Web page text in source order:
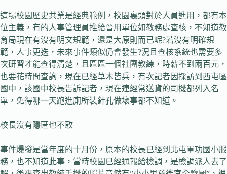
這場校園歷史共業是經典範例，校園裏頭對於人員進用，都有本
位主義，有的人事管理員推給晉用單位如教務處查核，不知道教
育局現在有沒有明文規範，還是大原則而已呢?若沒有明確規
範，人事更迭，未來事件類似仍會發生?況且查核系統也需要多
次研習才能查得清楚，且區區一個社團教練，時薪不到兩百元，
也要花時間查詢，現在已經草木皆兵，有次記者因採訪到西屯區
國中，該國中校長告訴記者，現在連經常送貨的司機都列入名
單，免得哪一天跑進廁所裝針孔做壞事都不知道。
校長沒有隱匿也不敢
事件爆發是當年度的十月份，原本的校長已經到北屯軍功國小服
務，也不知道此事，當時校園已經通報給檢調，是檢調派人去了